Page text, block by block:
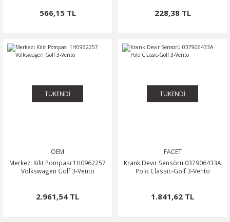
566,15 TL 228,38 TL
TÜKENDİ
OEM
Merkezi Kilit Pompası 1H0962257
Volkswagen Golf 3-Vento
2.961,54 TL
TÜKENDİ
FACET
Krank Devir Sensörü 037906433A
Polo Classic-Golf 3-Vento
1.841,62 TL